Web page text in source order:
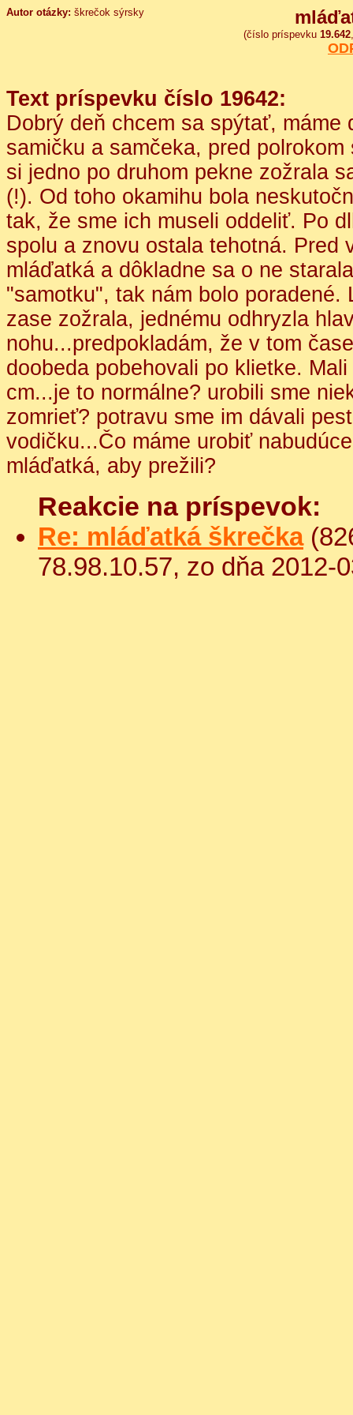
Autor otázky: škrečok sýrsky
(číslo príspevku 19.642
Text príspevku číslo 19642:
Dobrý deň chcem sa spýtať, máme
samičku a samčeka, pred
si jedno po druhom pekne zožrala
(!). Od toho okamihu bola
tak, že sme ich museli oddeliť. Po
spolu a znovu ostala tehotná. Pred
mláďatká a dôkladne sa o ne
"samotku", tak nám bolo
zase zožrala, jednému odhryzla
nohu...predpokladám, že v tom
doobeda pobehovali po klietke.
cm...je to normálne? urobili sme
zomrieť? potravu sme im dávali
vodičku...Čo máme urobiť
mláďatká, aby prežili?
Reakcie na príspevok:
Re: mláďatká škrečka
78.98.10.57, zo dňa 2012-